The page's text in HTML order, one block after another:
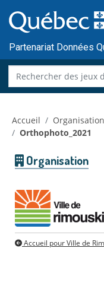
au
contenu
Partenariat Données
Accueil
Orthophoto_2021
Organisation
Accueil pour Ville de